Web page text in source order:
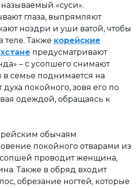
«суси».
глаза, выпрямляют
ноздри и уши ватой, чтобы
теле. Также корейские
предусматривают
– с усопшего снимают
в семье поднимается на
покойного, зовя его по
одеждой, обращаясь к
обычаям
покойного отварами из
проводит женщина,
Также в обряд входит
обрезание ногтей, которые